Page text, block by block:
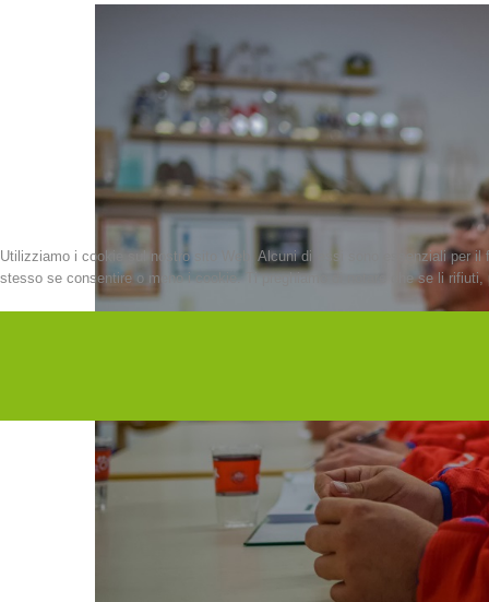
Utilizziamo i cookie sul nostro sito Web. Alcuni di essi sono essenziali per
stesso se consentire o meno i cookie. Ti preghiamo di notare che se li